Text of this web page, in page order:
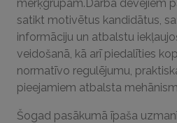
mērķgrupām.Darba devējiem
satikt motivētus kandidātus,
informāciju un atbalstu
veidošanā, kā arī piedalīties
normatīvo regulējumu,
pieejamiem atbalsta
Šogad pasākumā īpaša